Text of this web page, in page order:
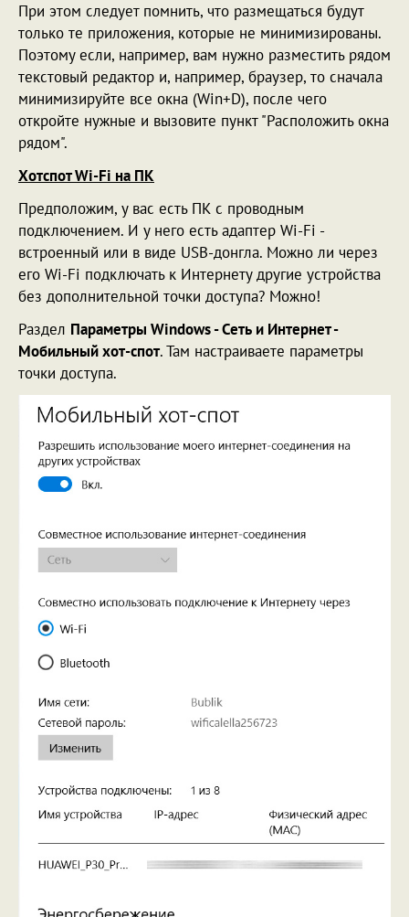
При этом следует помнить, что размещаться будут
только те приложения, которые не минимизированы.
Поэтому если, например, вам нужно разместить рядом
текстовый редактор и, например, браузер, то сначала
минимизируйте все окна (Win+D), после чего
откройте нужные и вызовите пункт "Расположить окна
рядом".
Хотспот Wi-Fi на ПК
Предположим, у вас есть ПК с проводным
подключением. И у него есть адаптер Wi-Fi -
встроенный или в виде USB-донгла. Можно ли через
его Wi-Fi подключать к Интернету другие устройства
без дополнительной точки доступа? Можно!
Раздел Параметры Windows - Сеть и Интернет -
Мобильный хот-спот. Там настраиваете параметры
точки доступа.